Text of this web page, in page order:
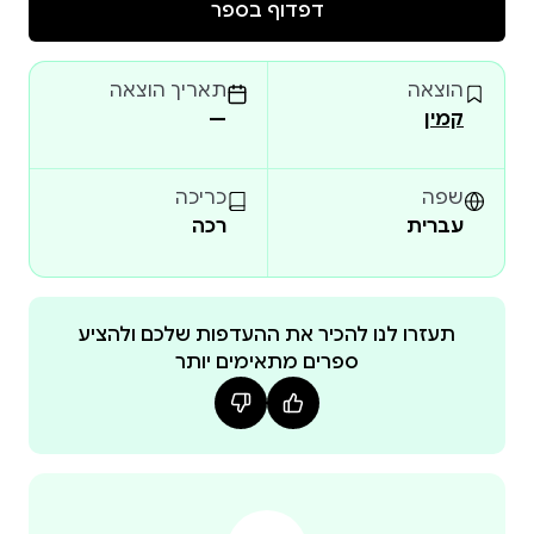
את חוסר התוחלת בכל מעשה טיפשות, רשעות או צרות
עין, וברונו חושף בתמימותו האינסופית כל שקר וכשל לוגי
לואיס קרול פוסע צעד קדימה מספרו הידוע ביותר "אליס
בארץ הפלאות", ומשתמש ב"סילבי וברונו" להטחת
ביקורת נוקבת וגלויה בפוליטיקה, בכנסיה ובחברה
ועם כל זאת, מתנהל "סילבי וברונו" בקלילות, כמיטב
מסורת "אליס בארץ הפלאות", בהומור מטורף, בעלילה
בזכות נועזותו (זה, כפי הנראה, הרומן הוויקטוריאני היחיד
הפותח באמצע משפט) פילס "סילבי וברונו" את הדרך
דפדוף בספר
הוצאה
קמין
תאריך הוצאה
—
שפה
עברית
כריכה
רכה
תעזרו לנו להכיר את ההעדפות שלכם ולהציע
ספרים מתאימים יותר